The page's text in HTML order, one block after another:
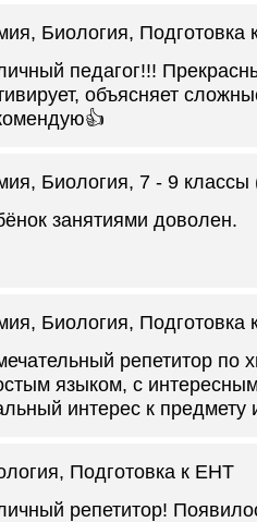
Биология, Подготовка
педагог!!!
объясняет
Биология, 7 - 9
занятиями доволен.
Биология, Подготовка
репетитор по
языком, с
интерес к
, Подготовка к ЕНТ
репетитор!